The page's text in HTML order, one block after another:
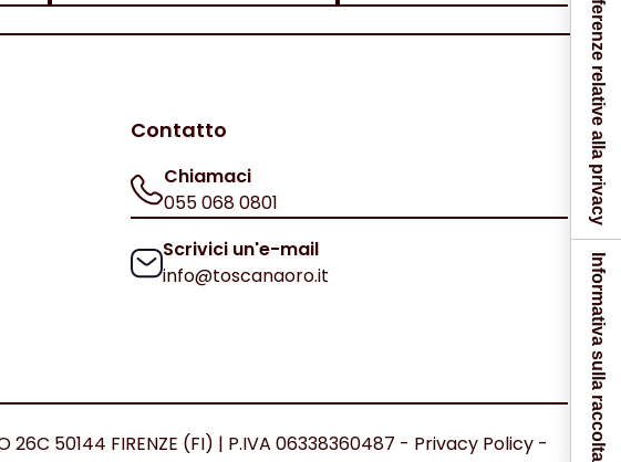
Contatto
Chiamaci
055 068 0801
Scrivici un'e-mail
info@toscanaoro.it
26C 50144 FIRENZE (FI) | P.IVA 06338360487 - Privacy Policy -
Le tue preferenze relative alla privacy
Informativa sulla raccolta